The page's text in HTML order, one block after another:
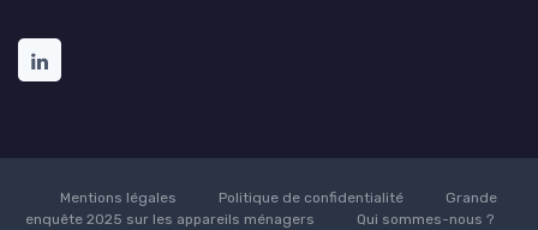
Mentions légales Politique de confidentialité
Grande
enquête 2025 sur les appareils ménagers
Qui sommes-nous ?